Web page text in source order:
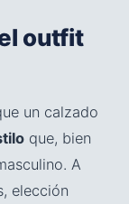
outfit
un calzado
que, bien
A
elección